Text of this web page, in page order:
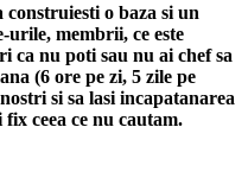
o baza si un
urile, membrii, ce este
ca nu poti sau nu ai chef sa
(6 ore pe zi, 5 zile pe
si sa lasi incapatanarea
ceea ce nu cautam.